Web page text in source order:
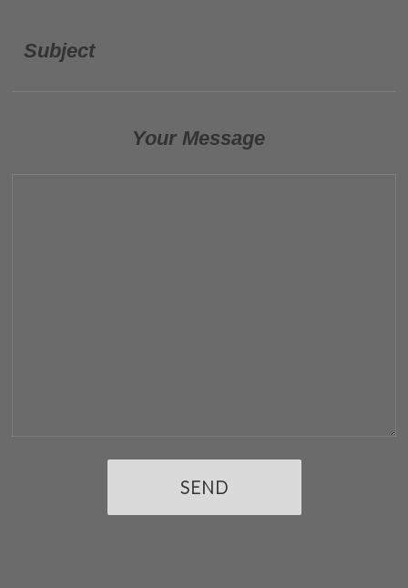
Subject
Your Message